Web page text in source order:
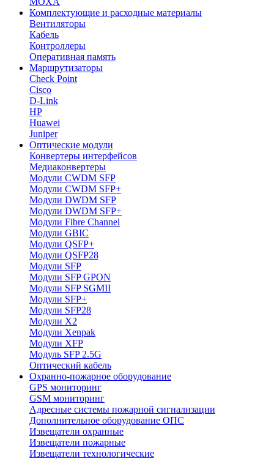
Комплектующие и расходные материалы
Вентиляторы
Кабель
Контроллеры
Оперативная память
Маршрутизаторы
Check Point
Cisco
D-Link
HP
Huawei
Juniper
Оптические модули
Конвертеры интерфейсов
Медиаконвертеры
Модули CWDM SFP
Модули CWDM SFP+
Модули DWDM SFP
Модули DWDM SFP+
Модули Fibre Channel
Модули GBIC
Модули QSFP+
Модули QSFP28
Модули SFP
Модули SFP GPON
Модули SFP SGMII
Модули SFP+
Модули SFP28
Модули X2
Модули Xenpak
Модули XFP
Модуль SFP 2.5G
Оптический кабель
Охранно-пожарное оборудование
GPS мониторинг
GSM мониторинг
Адресные системы пожарной сигнализации
Дополнительное оборудование ОПС
Извещатели охранные
Извещатели пожарные
Извещатели технологические